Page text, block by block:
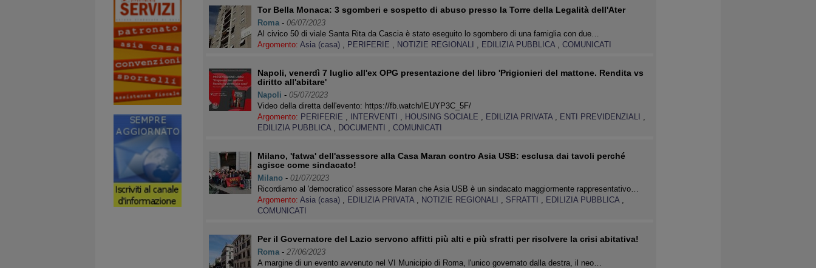
Tor Bella Monaca: 3 sgomberi e sospetto di abuso presso la Torre della Legalità dell'Ater
Roma- 06/07/2023
Al civico 50 di viale Santa Rita da Cascia è stato eseguito lo sgombero di una famiglia con due…
Argomento: Asia (casa) , PERIFERIE , NOTIZIE REGIONALI , EDILIZIA PUBBLICA , COMUNICATI
Napoli, venerdì 7 luglio all'ex OPG presentazione del libro 'Prigionieri del mattone. Rendita vs
diritto all'abitare'
Napoli - 05/07/2023
Video della diretta dell'evento: https://fb.watch/lEUYP3C_5F/
Argomento: PERIFERIE , INTERVENTI , HOUSING SOCIALE , EDILIZIA PRIVATA , ENTI PREVIDENZIALI ,
EDILIZIA PUBBLICA , DOCUMENTI , COMUNICATI
Milano, 'fatwa' dell'assessore alla Casa Maran contro Asia USB: esclusa dai tavoli perché
agisce come sindacato!
Milano- 01/07/2023
Ricordiamo al 'democratico' assessore Maran che Asia USB è un sindacato maggiormente rappresentativo…
Argomento: Asia (casa) , EDILIZIA PRIVATA , NOTIZIE REGIONALI , SFRATTI , EDILIZIA PUBBLICA ,
COMUNICATI
Per il Governatore del Lazio servono affitti più alti e più sfratti per risolvere la crisi abitativa!
Roma- 27/06/2023
A margine di un evento avvenuto nel VI Municipio di Roma, l'unico governato dalla destra, il neo…